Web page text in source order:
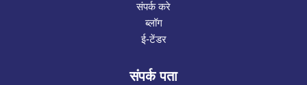
संपर्क करे
ब्लॉग
ई-टेंडर
संपर्क पता